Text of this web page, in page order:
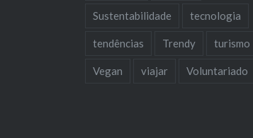
Sustentabilidade tecnologia
tendências Trendy turismo
Vegan viajar Voluntariado